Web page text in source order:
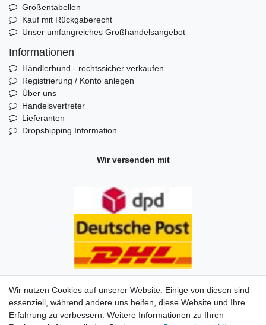
Größentabellen
Kauf mit Rückgaberecht
Unser umfangreiches Großhandelsangebot
Informationen
Händlerbund - rechtssicher verkaufen
Registrierung / Konto anlegen
Über uns
Handelsvertreter
Lieferanten
Dropshipping Information
Wir versenden mit
Impressum Daten­schutz­erklärung AGB Kontakt
Wir nutzen Cookies auf unserer Website. Einige von diesen sind
essenziell, während andere uns helfen, diese Website und Ihre
Erfahrung zu verbessern. Weitere Informationen zu Ihren